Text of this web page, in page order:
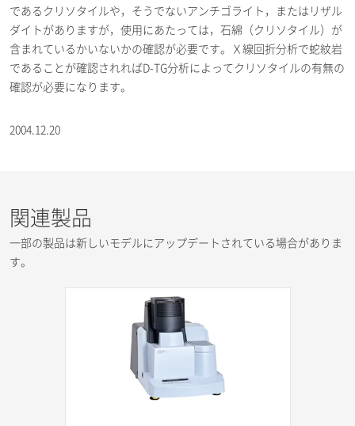
であるクリソタイルや，そうでないアンチゴライト，またはリザル
ダイトがありますが，使用にあたっては，石綿（クリソタイル）が
含まれているかいないかの確認が必要です。Ｘ線回折分析で蛇紋岩
であることが確認されればD-TG分析によってクリソタイルの有無の
確認が必要になります。
2004.12.20
関連製品
一部の製品は新しいモデルにアップデートされている場合がありま
す。